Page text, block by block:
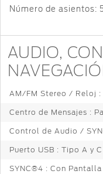
360
Ford
app
Número de asientos:
AUDIO,
AM/FM Stereo / Reloj :
Centro de Mensajes :
Control de Audio /
Puerto USB : Tipo A y C
SYNC®4 : Con Pantalla